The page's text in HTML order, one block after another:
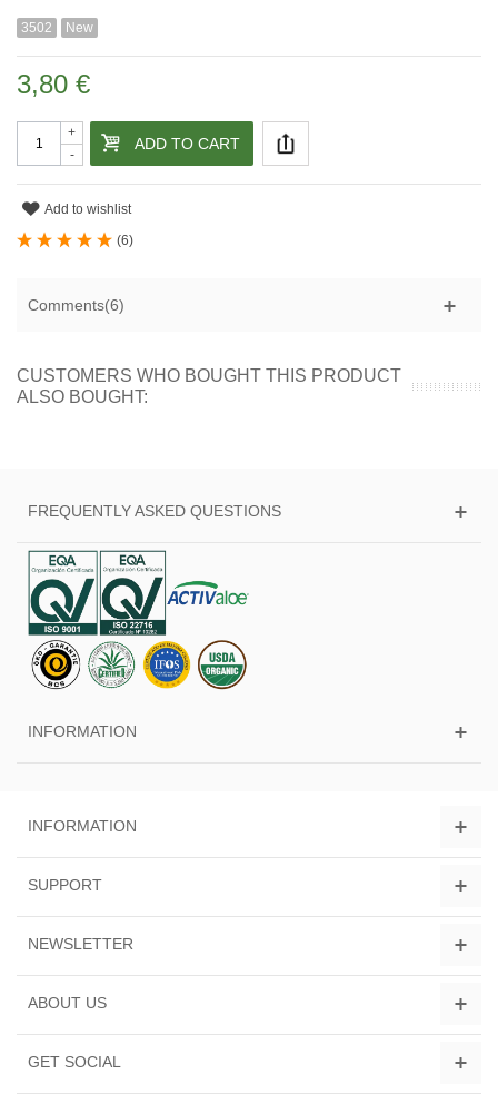
3502 New
3,80 €
-
+
ADD TO CART
Add to wishlist
(6)
Comments(6)
CUSTOMERS WHO BOUGHT THIS PRODUCT
ALSO BOUGHT:
FREQUENTLY ASKED QUESTIONS
INFORMATION
INFORMATION
SUPPORT
NEWSLETTER
ABOUT US
GET SOCIAL